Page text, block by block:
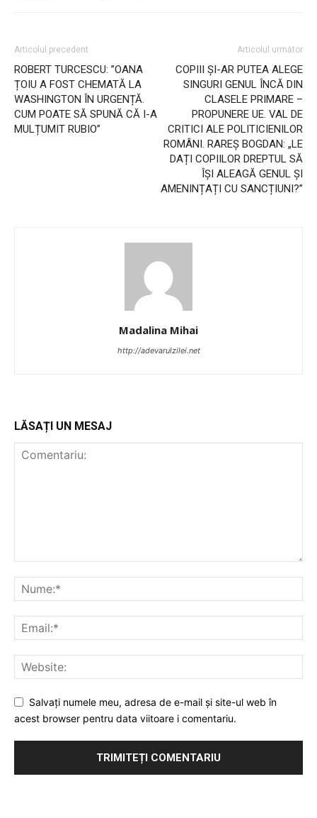
Articolul precedent
ROBERT TURCESCU: ”OANA
ȚOIU A FOST CHEMATĂ LA
WASHINGTON ÎN URGENȚĂ.
CUM POATE SĂ SPUNĂ CĂ I-A
MULȚUMIT RUBIO”
Articolul următor
COPIII ȘI-AR PUTEA ALEGE
SINGURI GENUL ÎNCĂ DIN
CLASELE PRIMARE –
PROPUNERE UE. VAL DE
CRITICI ALE POLITICIENILOR
ROMÂNI. RAREȘ BOGDAN: „LE
DAȚI COPIILOR DREPTUL SĂ
ÎȘI ALEAGĂ GENUL ȘI
AMENINȚAȚI CU SANCȚIUNI?”
Madalina Mihai
http://adevarulzilei.net
LĂSAȚI UN MESAJ
Salvați numele meu, adresa de e-mail și site-ul web în
acest browser pentru data viitoare i comentariu.